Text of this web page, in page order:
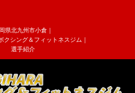
県北九州市小倉｜
クシング＆フィットネスジム｜
選手紹介